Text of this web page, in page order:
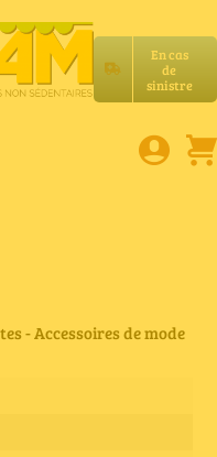
En cas
de
sinistre
- Accessoires de mode